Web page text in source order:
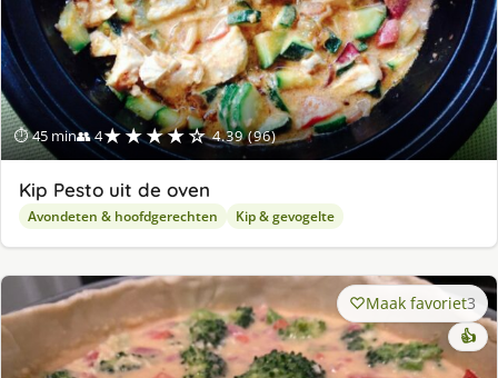
⏱ 45 min👥 4★★★★☆ 4.39 (96)
Kip Pesto uit de oven
Avondeten & hoofdgerechten Kip & gevogelte
Maak favoriet3
👍